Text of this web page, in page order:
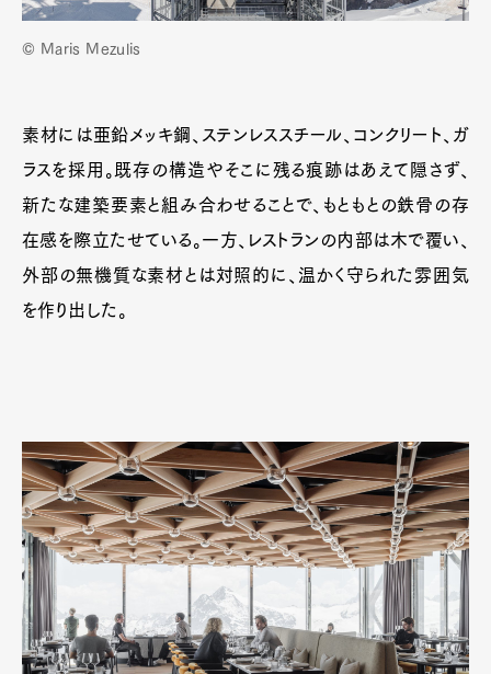
© Maris Mezulis
素材には亜鉛メッキ鋼、ステンレススチール、コンクリート、ガ
ラスを採用。既存の構造やそこに残る痕跡はあえて隠さず、
新たな建築要素と組み合わせることで、もともとの鉄骨の存
在感を際立たせている。一方、レストランの内部は木で覆い、
外部の無機質な素材とは対照的に、温かく守られた雰囲気
を作り出した。